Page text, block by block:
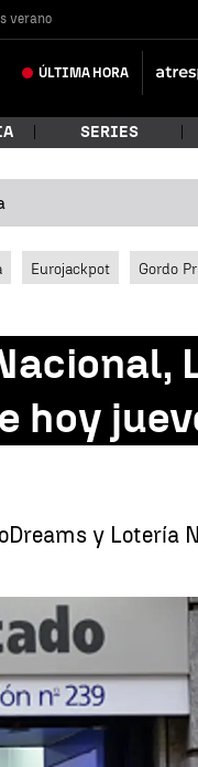
verano
ÚLTIMA HORA
SERIES
Eurojackpot Gordo
hoy
y Lotería